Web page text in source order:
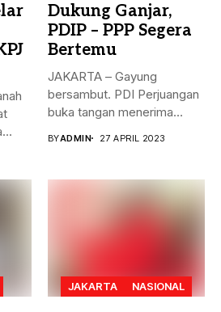
Dukung Ganjar,
PDIP – PPP Segera
Bertemu
JAKARTA – Gayung
bersambut. PDI Perjuangan
buka tangan menerima
BYADMIN 27 APRIL 2023
JAKARTA NASIONAL